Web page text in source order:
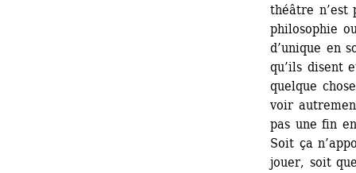
théâtre n’est
philosophie
d’unique en
qu’ils disent
quelque
voir
pas une fin
Soit ça
jouer, soit